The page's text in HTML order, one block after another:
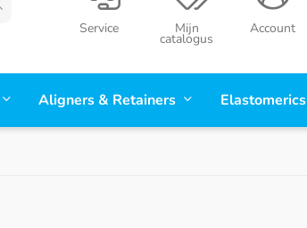
Account
Mijn
catalogus
Service
Aligners & Retainers Elastomerics